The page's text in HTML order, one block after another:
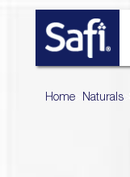
Home Naturals